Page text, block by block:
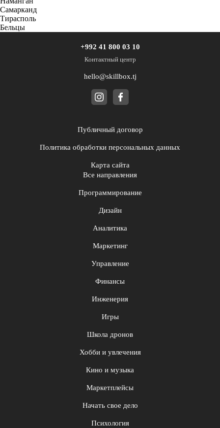
Самарканд
Тирасполь
Бельцы
+992 41 800 03 10
Контактный центр
hello@skillbox.tj
Публичный договор
Политика обработки персональных данных
Карта сайта
Все направления
Программирование
Дизайн
Аналитика
Маркетинг
Управление
Финансы
Инженерия
Игры
Школа дронов
Хобби и увлечения
Кино и музыка
Маркетплейсы
Начать свое дело
Психология